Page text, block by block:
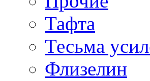
Тафта
Тесьма
Флизелин